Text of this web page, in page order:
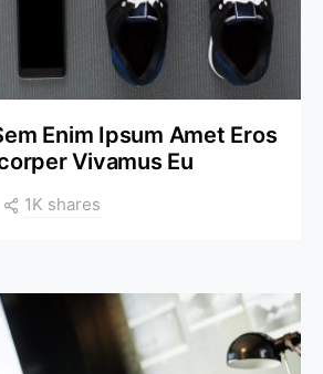
Enim Ipsum Amet Eros
Vivamus Eu
1K shares